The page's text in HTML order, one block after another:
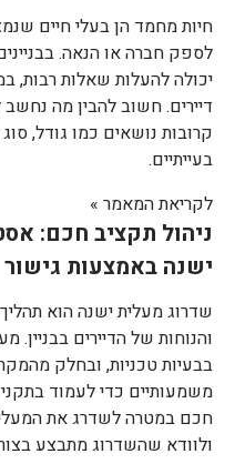
חיות מחמד הן בעלי חיים
לספק חברה או הנאה.
יכולה להעלות שאלות רבות,
דיירים. חשוב להבין מה
קרובות נושאים כמו גודל,
בעייתיים.
לקריאת המאמר »
ניהול תקציב חכם:
ישנה באמצעות גישור
שדרוג מעלית ישנה הוא
והנוחות של הדיירים בבניין.
בבעיות טכניות, ובחלק
משמעותיים כדי לעמוד בתקני
חכם במטרה לשדרג את
ולוודא שהשדרוג מתבצע